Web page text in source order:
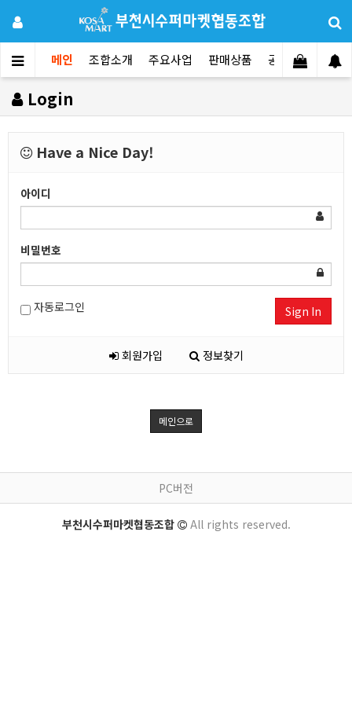
메인 조합소개 주요사업 판매상품 공지사항 문
Login
Have a Nice Day!
아이디
비밀번호
자동로그인 Sign In
회원가입 정보찾기
메인으로
PC버전
부천시수퍼마켓협동조합 All rights reserved.